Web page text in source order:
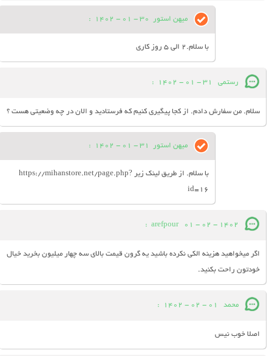
میهن استور 30 - 01 - 1402
:
با سلام.2 الی 5 روز کاری
رستمی 31 - 01 - 1402
:
سلام. من سفارش دادم. از کجا پیگیری کنیم که فرستادید و الان در چه وضعیتی هست ؟
میهن استور 31 - 01 - 1402
:
با سلام. از طریق لینک زیر https://mihanstore.net/page.php?
id=16
arefpour 01 - 02 - 1402
:
اگر میخواهید هزینه الکی نکرده باشید یه گرون قیمت بالای سه چهار میلیون بخرید خیال
خودتون راحت بکنید.
محمد 01 - 02 - 1402
:
اصلا خوب نیس